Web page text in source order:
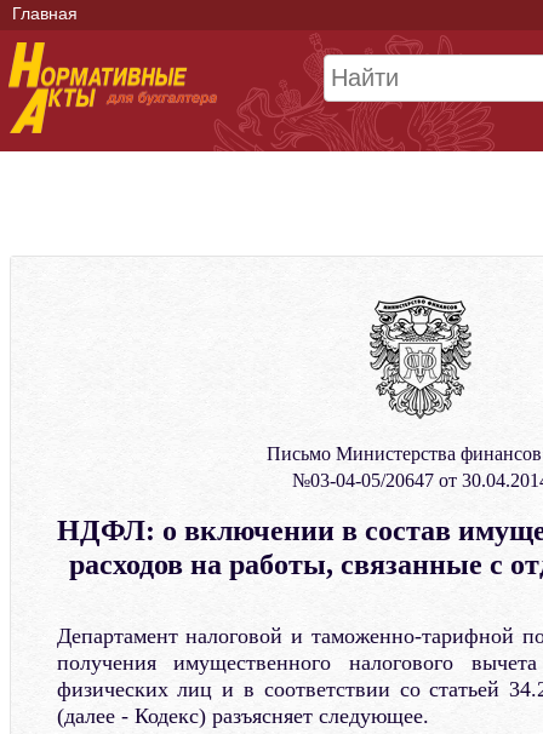
Главная
Письмо Министерства
№03-04-05/20647 от
НДФЛ: о включении в состав
расходов на работы, связанные с
Департамент налоговой и таможенно-тарифной
получения имущественного налогового
физических лиц и в соответствии со статьей
(далее - Кодекс) разъясняет следующее.